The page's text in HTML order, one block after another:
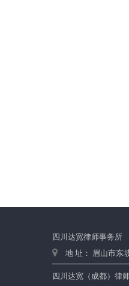
四川达宽律师事务所
地 址： 眉山市东
四川达宽（成都）律